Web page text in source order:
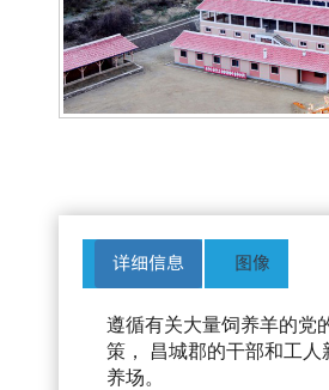
详细信息 图像
遵循有关大量饲养羊的党
策， 昌城郡的干部和工人
养场。